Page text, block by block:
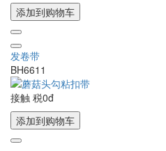
添加到购物车
发卷带
BH6611
接触 税0đ
添加到购物车